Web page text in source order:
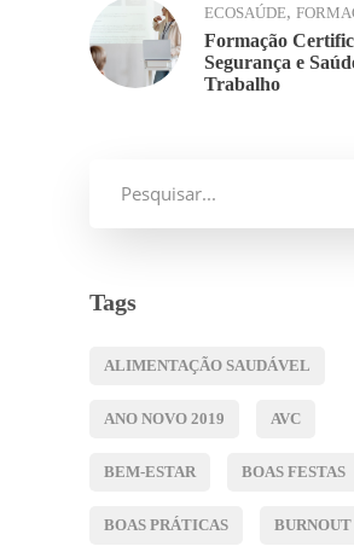
ECOSAÚDE,
Formação
Segurança e
Trabalho
Tags
ALIMENTAÇÃO SAUDÁVEL
ANO NOVO 2019 AVC
BEM-ESTAR BOAS FESTAS
BOAS PRÁTICAS BURNOUT